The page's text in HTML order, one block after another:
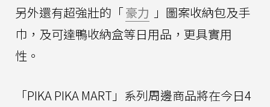
另外還有超強壯的「豪力 」圖案收納包及手
巾，及可達鴨收納盒等日用品，更具實用
性。
「PIKA PIKA MART」系列周邊商品將在今日4